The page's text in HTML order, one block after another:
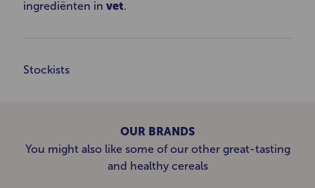
ingrediënten in vet.
Stockists
OUR BRANDS
You might also like some of our other great-tasting
and healthy cereals